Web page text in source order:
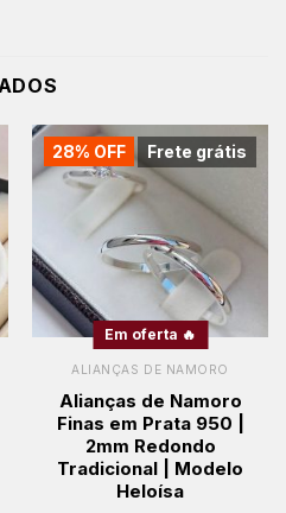
Frete grátis
28% OFF
Em oferta 🔥
ALIANÇAS DE NAMORO
Alianças de Namoro
Finas em Prata 950 |
2mm Redondo
Tradicional | Modelo
Heloísa